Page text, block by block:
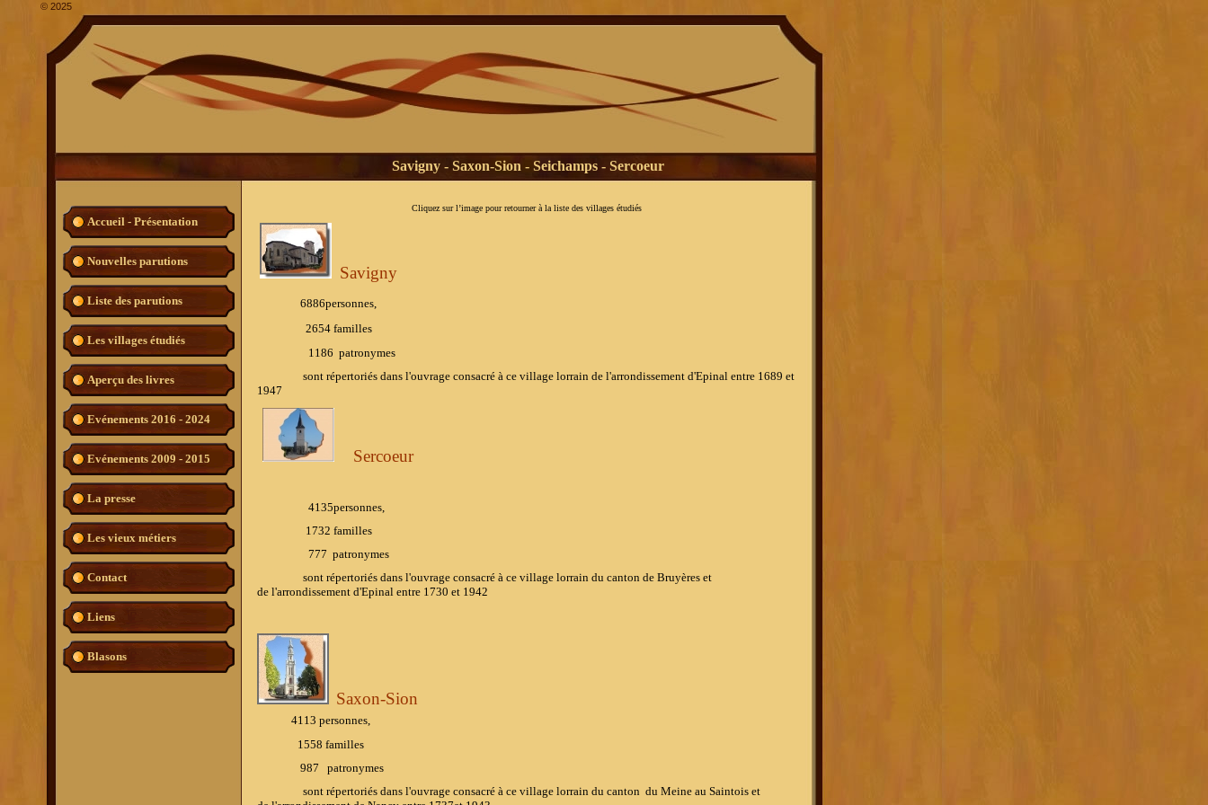
Accueil - Présentation
Nouvelles parutions
Liste des parutions
Les villages étudiés
Aperçu des livres
Evénements 2016 - 2024
Evénements 2009 - 2015
La presse
Les vieux métiers
Contact
Liens
Blasons
Cliquez sur l’image pour retourner à la liste des villages étudiés
Savigny
6886personnes,
2654 familles
1186 patronymes
sont répertoriés dans l'ouvrage consacré à ce village lorrain de l'arrondissement d'Epinal entre 1689 et
1947
Sercoeur
4135personnes,
1732 familles
777 patronymes
sont répertoriés dans l'ouvrage consacré à ce village lorrain du canton de Bruyères et
de l'arrondissement d'Epinal entre 1730 et 1942
Saxon-Sion
4113 personnes,
1558 familles
987 patronymes
sont répertoriés dans l'ouvrage consacré à ce village lorrain du canton du Meine au Saintois et
Savigny - Saxon-Sion - Seichamps - Sercoeur
© 2025